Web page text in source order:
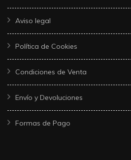
Aviso legal
Política de Cookies
Condiciones de Venta
Envío y Devoluciones
Formas de Pago